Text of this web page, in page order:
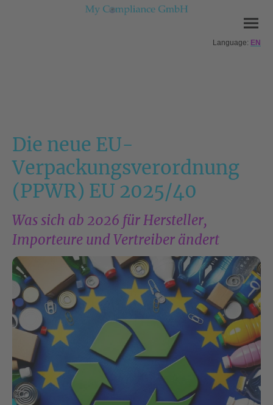
Language: EN
Die neue EU-
Verpackungsverordnung
(PPWR) EU 2025/40
Was sich ab 2026 für Hersteller,
Importeure und Vertreiber ändert